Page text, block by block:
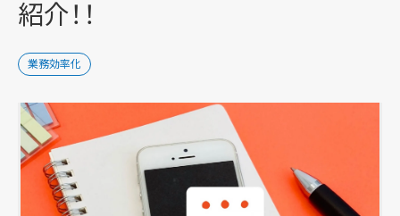
紹介！！
業務効率化